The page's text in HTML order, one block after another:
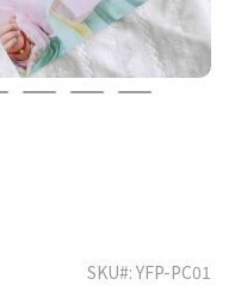
SKU YFP-PC01